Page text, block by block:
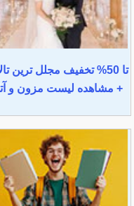
تا 50% تخفیف مجلل ترین
+ مشاهده لیست مزون و